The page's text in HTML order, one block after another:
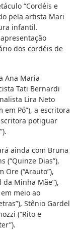
“Cordéis e
pela artista Mari
infantil.
dos cordéis de
Ana Maria
Tati Bernardi
Lira Neto
em Pó”), a escritora
potiguar
ainda com Bruna
(“Quinze Dias”),
Ore (“Arauto”),
da Minha Mãe”),
meio ao
Stênio Gardel
(“Rito e